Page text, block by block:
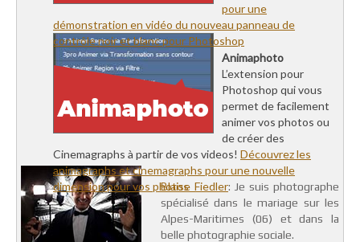
pour une
démonstration en vidéo du nouveau panneau de
contrôle noir et blanc pour Photoshop
Animaphoto
L’extension pour
Photoshop qui vous
permet de facilement
animer vos photos ou
de créer des
Cinemagraphs à partir de vos videos! Découvrez les
animagraphs et cinemagraphs pour une nouvelle
dimension pour vos photosBlaise Fiedler: Je suis photographe
spécialisé dans le mariage sur les
Alpes-Maritimes (06) et dans la
belle photographie sociale.